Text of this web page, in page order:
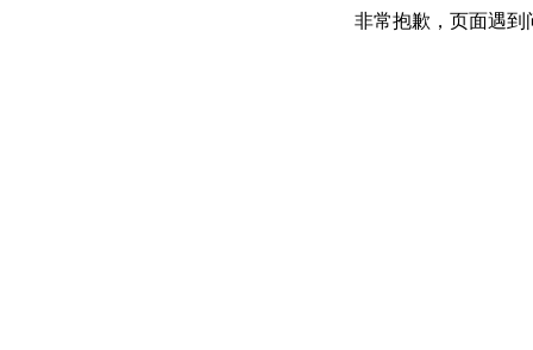
非常抱歉，页面遇到